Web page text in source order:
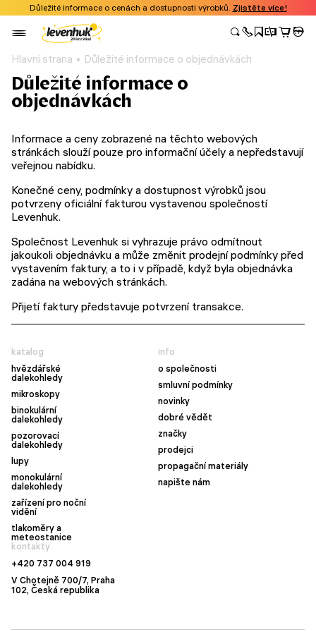
Důležité informace o cenách a dostupnosti výrobků. Zjistěte více!
Hlavní strana Důležité informace o objednávkách
Důležité informace o
objednávkách
Informace a ceny zobrazené na těchto webových
stránkách slouží pouze pro informační účely a nepředstavují
veřejnou nabídku.
Konečné ceny, podmínky a dostupnost výrobků jsou
potvrzeny oficiální fakturou vystavenou společností
Levenhuk.
Společnost Levenhuk si vyhrazuje právo odmítnout
jakoukoli objednávku a může změnit prodejní podmínky před
vystavením faktury, a to i v případě, když byla objednávka
zadána na webových stránkách.
Přijetí faktury představuje potvrzení transakce.
katalog
hvězdářské
dalekohledy
mikroskopy
binokulární
dalekohledy
pozorovací
dalekohledy
lupy
monokulární
dalekohledy
zařízení pro noční
vidění
tlakoměry a
meteostanice
info
o společnosti
smluvní podmínky
novinky
dobré vědět
značky
prodejci
propagační materiály
napište nám
kontakty
+420 737 004 919
V Chotejně 700/7, Praha
102, Česká republika